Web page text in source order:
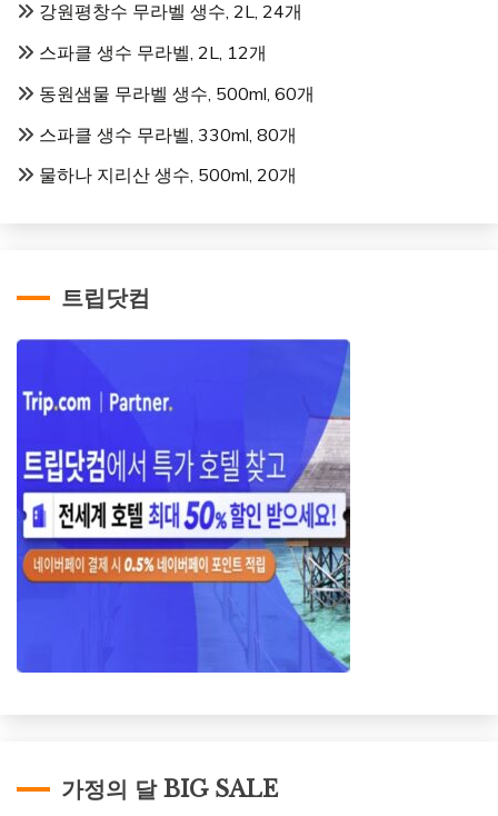
강원평창수 무라벨 생수, 2L, 24개
스파클 생수 무라벨, 2L, 12개
동원샘물 무라벨 생수, 500ml, 60개
스파클 생수 무라벨, 330ml, 80개
물하나 지리산 생수, 500ml, 20개
트립닷컴
가정의 달 BIG SALE